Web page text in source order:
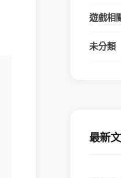
遊戲相
未分類
最新